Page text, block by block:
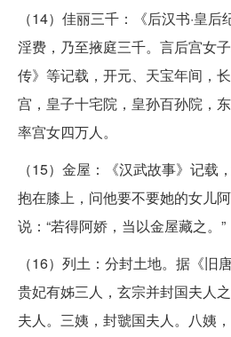
（14）佳丽三千：《后汉书·皇
淫费，乃至掖庭三千。言后宫女
传》等记载，开元、天宝年间，
宫，皇子十宅院，皇孙百孙院，
率宫女四万人。
（15）金屋：《汉武故事》记载
抱在膝上，问他要不要她的女儿
说：“若得阿娇，当以金屋藏之。”
（16）列土：分封土地。据《旧
贵妃有姊三人，玄宗并封国夫人
夫人。三姨，封虢国夫人。八姨